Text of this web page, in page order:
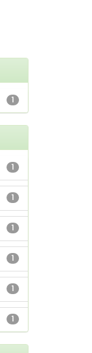
1
1
1
1
1
1
1